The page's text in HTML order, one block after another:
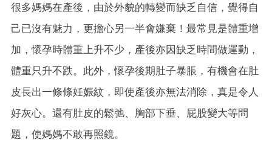
很多媽媽在產後，由於外貌的轉變而缺乏自信，覺得自
己已沒有魅力，更擔心另一半會嫌棄！最常見是體重增
加，懷孕時體重上升不少，產後亦因缺乏時間做運動，
體重只升不跌。此外，懷孕後期肚子暴脹，有機會在肚
皮長出一條條妊娠紋，即使產後亦無法消除，真是令人
好灰心。還有肚皮的鬆弛、胸部下垂、屁股變大等問
題，使媽媽不敢再照鏡。